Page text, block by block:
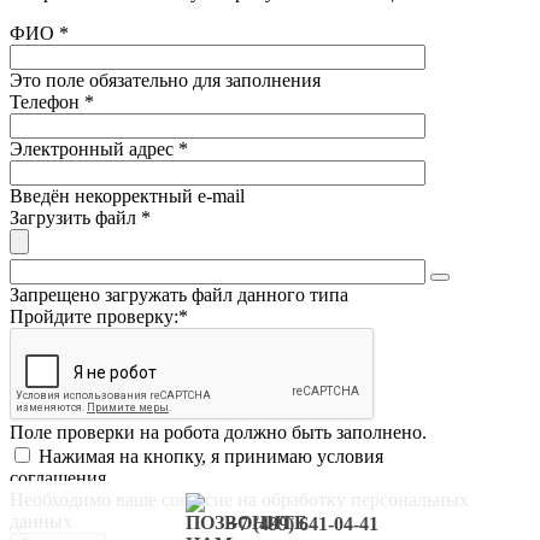
Пробковая крошка
Песок
Подогрев футбольного поля
Обслуживание катков
ФИО *
Это поле обязательно для заполнения
Телефон *
Электронный адрес *
Введён некорректный e-mail
Загрузить файл *
Запрещено загружать файл данного типа
Пройдите проверку:*
Поле проверки на робота должно быть заполнено.
Нажимая на кнопку, я принимаю условия
соглашения.
Необходимо ваше согласие на обработку персональных
+7 (499) 641-04-41